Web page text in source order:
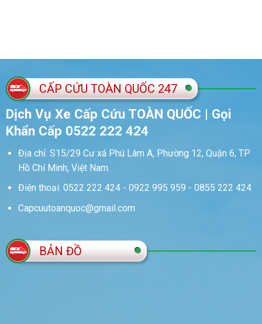
CẤP CỨU TOÀN QUỐC 247
Dịch Vụ Xe Cấp Cứu TOÀN QUỐC | Gọi
Khẩn Cấp 0522 222 424
Địa chỉ: S15/29 Cư xá Phú Lâm A, Phường 12, Quận 6, TP
Hồ Chí Minh, Việt Nam.
Điện thoại: 0522 222 424 - 0922 995 959 - 0855 222 424
Capcuutoanquoc@gmail.com
BẢN ĐỒ